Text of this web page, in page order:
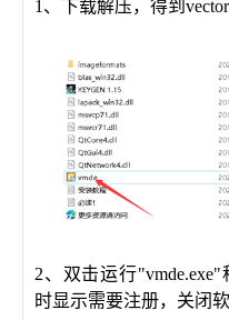
1、下载解压，得到
2、双击运行
时显示需要注册，关闭